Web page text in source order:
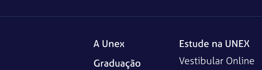
A Unex
Graduação
Estude na UNEX
Vestibular Online